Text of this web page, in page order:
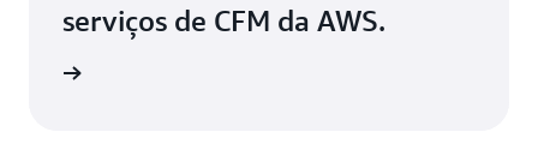
serviços de CFM da AWS.